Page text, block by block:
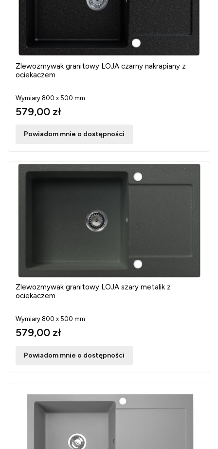
Zlewozmywak granitowy LOJA czarny nakrapiany z
ociekaczem
Wymiary 800 x 500 mm
579,00 zł
Powiadom mnie o dostępności
Zlewozmywak granitowy LOJA szary metalik z
ociekaczem
Wymiary 800 x 500 mm
579,00 zł
Powiadom mnie o dostępności